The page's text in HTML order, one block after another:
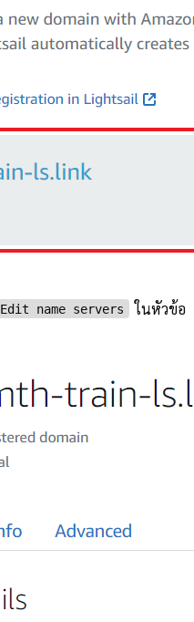
Edit name servers
ในหัวข้อ